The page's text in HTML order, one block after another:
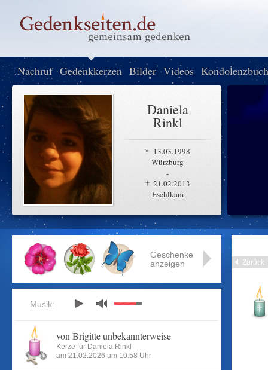
Nachruf Gedenkkerzen Bilder Videos Kondolenzbuch
Daniela
Rinkl
13.03.1998
Würzburg
-
21.02.2013
Eschlkam
Zurück
Geschenke
anzeigen
Musik:
von Brigitte unbekannterweise
Kerze für Daniela Rinkl
am 21.02.2026 um 10:58 Uhr